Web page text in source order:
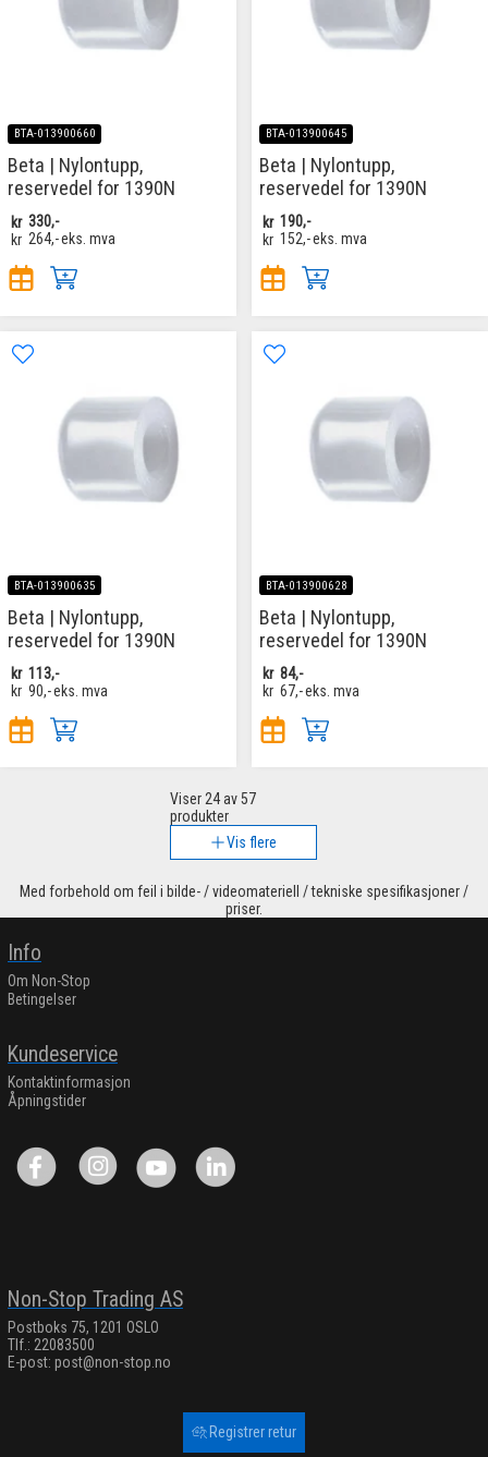
BTA-013900660
Beta | Nylontupp,
reservedel for 1390N
kr 330,-
kr 264,-eks. mva
BTA-013900645
Beta | Nylontupp,
reservedel for 1390N
kr 190,-
kr 152,-eks. mva
BTA-013900635
Beta | Nylontupp,
reservedel for 1390N
kr 113,-
kr 90,-eks. mva
BTA-013900628
Beta | Nylontupp,
reservedel for 1390N
kr 84,-
kr 67,-eks. mva
Viser 24av 57
produkter
Vis flere
Med forbehold om feil i bilde- / videomateriell / tekniske spesifikasjoner /
priser.
Info
Om Non-Stop
Betingelser
Kundeservice
Kontaktinformasjon
Åpningstider
Non-Stop Trading AS
Postboks 75, 1201 OSLO
Tlf.: 22083500
E-post: post@non-stop.no
Registrer retur